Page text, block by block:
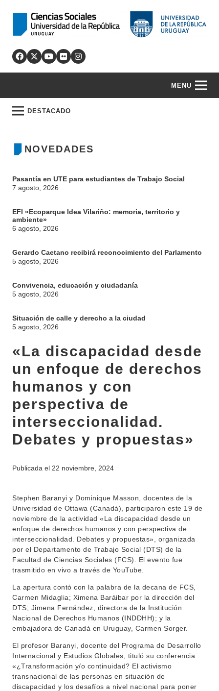
MENU
INSTITUCIONAL
DEPARTAMENTOS
INVESTIGACIÓN
EXTENSIÓN
DESTACADO
BEDELÍA
EVA FCS
OFERTA DE GRADO
POSGRADOS
NOVEDADES
Pasantía en UTE para estudiantes de Trabajo Social
7 agosto, 2026
EFI «Ecoparque Idea Vilariño: memoria, territorio y
ambiente»
6 agosto, 2026
Gerardo Caetano recibirá reconocimiento del Parlamento
5 agosto, 2026
Convivencia, educación y ciudadanía
5 agosto, 2026
Situación de calle y derecho a la ciudad
5 agosto, 2026
«La discapacidad desde
un enfoque de derechos
humanos y con
perspectiva de
interseccionalidad.
Debates y propuestas»
Publicada el 22 noviembre, 2024
Stephen Baranyi y Dominique Masson, docentes de la
Universidad de Ottawa (Canadá), participaron este 19 de
noviembre de la actividad «La discapacidad desde un
enfoque de derechos humanos y con perspectiva de
interseccionalidad. Debates y propuestas», organizada
por el Departamento de Trabajo Social (DTS) de la
Facultad de Ciencias Sociales (FCS). El evento fue
trasmitido en vivo a través de YouTube.
La apertura contó con la palabra de la decana de FCS,
Carmen Midaglia; Ximena Baráibar por la dirección del
DTS; Jimena Fernández, directora de la Institución
Nacional de Derechos Humanos (INDDHH); y la
embajadora de Canadá en Uruguay, Carmen Sorger.
El profesor Baranyi, docente del Programa de Desarrollo
Internacional y Estudios Globales, tituló su conferencia
«¿Transformación y/o continuidad? El activismo
transnacional de las personas en situación de
discapacidad y los desafíos a nivel nacional para poner